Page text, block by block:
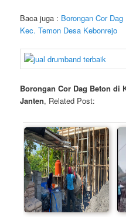
Baca juga : Borongan Cor
Kec. Temon Desa Kebonrejo
Borongan Cor Dag Beton di
Janten, Related Post: